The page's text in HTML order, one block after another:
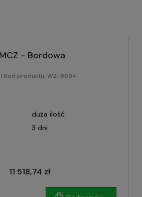
- Bordowa
| Kod produktu: W2-8694
duża ilość
3 dni
11 518,74 zł